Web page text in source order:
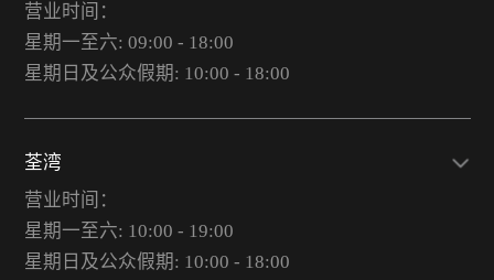
营业时间：
星期一至六: 09:00 - 18:00
星期日及公众假期: 10:00 - 18:00
荃湾
营业时间：
星期一至六: 10:00 - 19:00
星期日及公众假期: 10:00 - 18:00